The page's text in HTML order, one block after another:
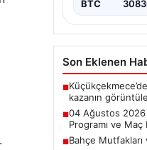
BTC
Son Eklenen
■
kazanın
■04 Ağustos 2026
Programı ve Maç
■Bahçe Mutfakları